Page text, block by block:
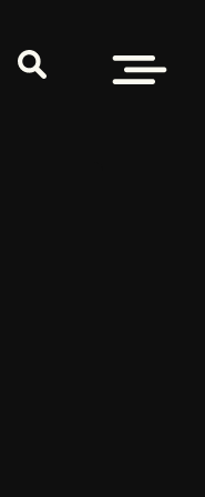
Etsi sivustoltaAvaa valikko